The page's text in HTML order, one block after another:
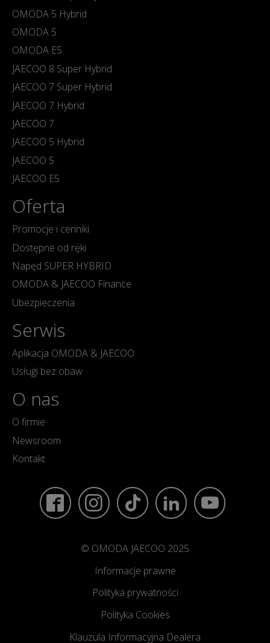
OMODA 5 Hybrid
OMODA 5
OMODA E5
JAECOO 8 Super Hybrid
JAECOO 7 Super Hybrid
JAECOO 7 Hybrid
JAECOO 7
JAECOO 5 Hybrid
JAECOO 5
JAECOO E5
Oferta
Promocje i cenniki
Dostępne od ręki
Napęd SUPER HYBRID
OMODA & JAECOO Finance
Ubezpieczenia
Serwis
Aplikacja OMODA & JAECOO
Usługi bez obaw
O nas
O firmie
Newsroom
Kontakt
© OMODA JAECOO 2025
Informacje prawne
Polityka prywatności
Polityka Cookies
Klauzula Informacyjna Dealera